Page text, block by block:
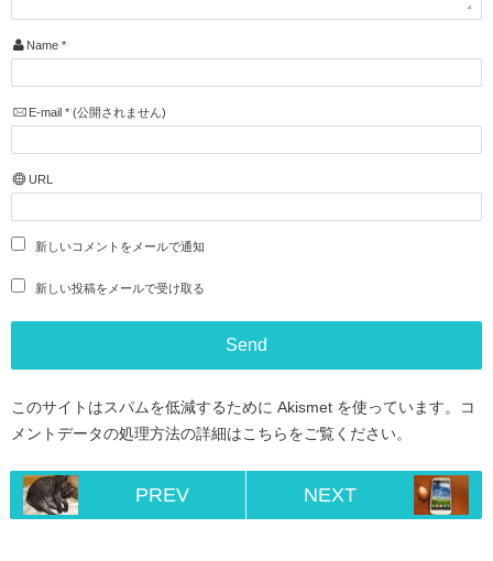
Name *
E-mail *(公開されません)
URL
新しいコメントをメールで通知
新しい投稿をメールで受け取る
このサイトはスパムを低減するために Akismet を使っています。
コ
メントデータの処理方法の詳細はこちらをご覧ください。
PREV NEXT